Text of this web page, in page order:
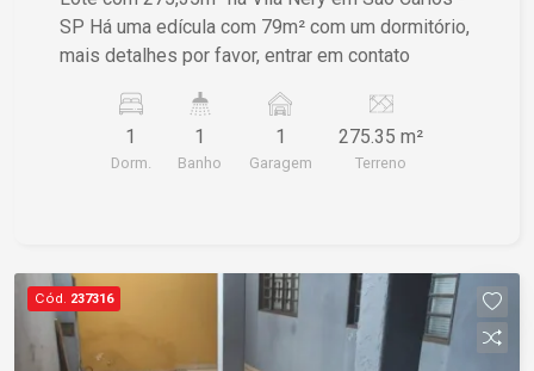
SP Há uma edícula com 79m² com um dormitório,
mais detalhes por favor, entrar em contato
1
Dorm.
1
Banho
1
Garagem
275.35 m²
Terreno
Cód. 237316